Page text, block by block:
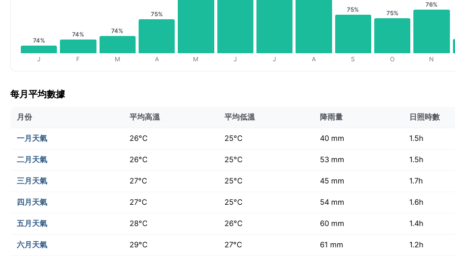
74%
J
74%
F
74%
M
75%
A M J J A
75%
S
75%
O
76%
N
每月平均數據
月份 平均高溫 平均低溫 降雨量 日照時數
一月天氣 26°C 25°C 40 mm 1.5h
二月天氣 26°C 25°C 53 mm 1.5h
三月天氣 27°C 25°C 45 mm 1.7h
四月天氣 27°C 25°C 54 mm 1.6h
五月天氣 28°C 26°C 60 mm 1.4h
六月天氣 29°C 27°C 61 mm 1.2h